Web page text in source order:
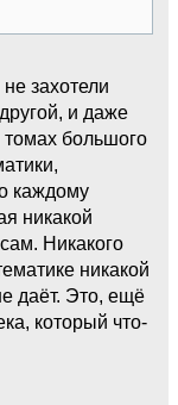
захотели
и даже
томах большого
каждому
никакой
Никакого
никакой
даёт. Это, ещё
который что-